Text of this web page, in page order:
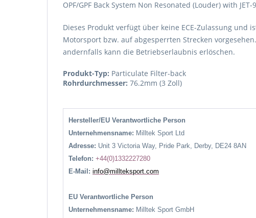
OPF/GPF Back System Non Resonated (Louder) with
Dieses Produkt verfügt über keine ECE-Zulassung
Motorsport bzw. auf abgesperrten Strecken
andernfalls kann die Betriebserlaubnis erlöschen.
Produkt-Typ: Particulate Filter-back
Rohrdurchmesser: 76.2mm (3 Zoll)
Hersteller/EU Verantwortliche Person
Unternehmensname: Milltek Sport Ltd
Adresse: Unit 3 Victoria Way, Pride Park, Derby, DE24 8AN
Telefon: +44(0)1332227280
E-Mail: info@millteksport.com
EU Verantwortliche Person
Unternehmensname: Milltek Sport GmbH